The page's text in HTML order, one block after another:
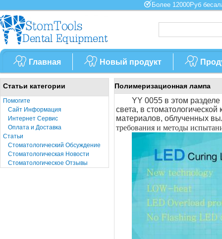
Более 12000Руб
Главная Новый продукт
Полимеризационная лампа
YY 0055 в этом
света, в
материалов, облученных
требования и методы
Статьи категории
Помогите
Сайт Информация
Интернет Сервис
Оплата и Доставка
Статьи
Стоматологический Обсуждение
Стоматологическая Новости
Стоматологическое Отзывы